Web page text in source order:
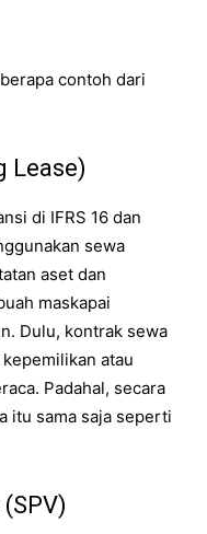
contoh dari
Lease)
di IFRS 16 dan
sewa
aset dan
maskapai
Dulu, kontrak sewa
atau
Padahal, secara
itu sama saja seperti